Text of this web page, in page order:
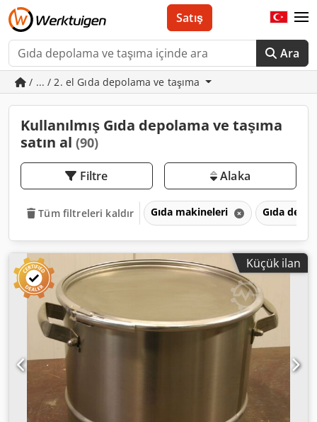
Ara
Satış
/ ... / 2. el Gıda depolama ve taşıma
Kullanılmış Gıda depolama ve taşıma
satın al (90)
Filtre Alaka
Tüm filtreleri kaldır Gıda makineleri Gıda
Küçük ilan